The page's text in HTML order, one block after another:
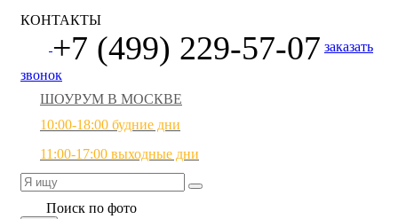
КОНТАКТЫ
+7 (499) 229-57-07 заказать
звонок
ШОУРУМ В МОСКВЕ
10:00-18:00 будние дни
11:00-17:00 выходные дни
Поиск по фото